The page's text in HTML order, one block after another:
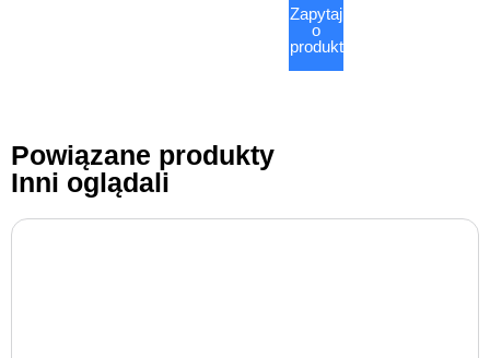
Zapytaj
o
produkt
Powiązane produkty
Inni oglądali